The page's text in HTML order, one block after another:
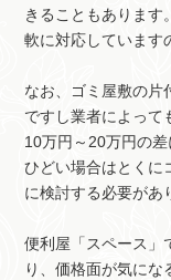
きることもあります
軟に対応しています
なお、ゴミ屋敷の片
ですし業者によって
10万円～20万円の
ひどい場合はとくに
に検討する必要があ
便利屋「スペース」
り、価格面が気に